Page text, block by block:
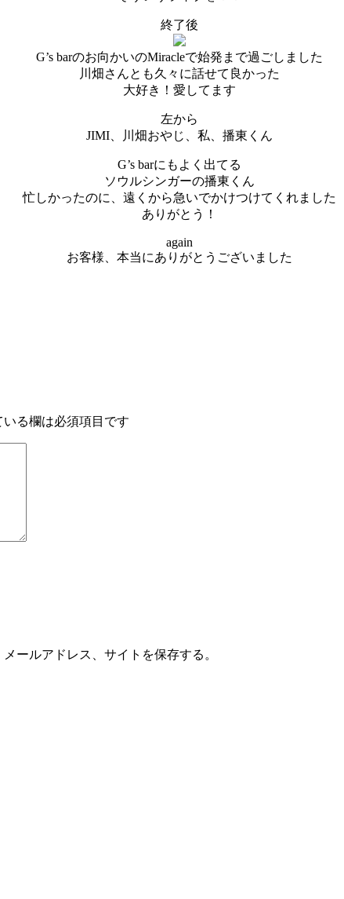
終了後
G’s barのお向かいのMiracleで始発まで過ごしました
川畑さんとも久々に話せて良かった
大好き！愛してます
左から
JIMI、川畑おやじ、私、播東くん
G’s barにもよく出てる
ソウルシンガーの播東くん
忙しかったのに、遠くから急いでかけつけてくれました
ありがとう！
again
お客様、本当にありがとうございました
いる欄は必須項目です
ールアドレス、サイトを保存する。